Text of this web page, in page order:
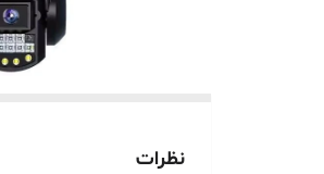
نظرات